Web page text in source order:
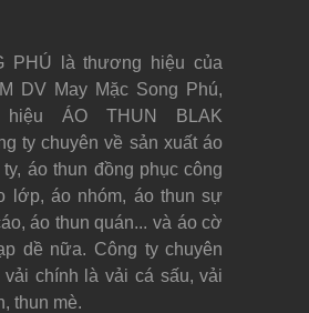
PHÚ là thương hiệu của
DV May Mặc Song Phú,
ÁO THUN BLAK
ty chuyên về sản xuất áo
áo thun đồng phục công
lớp, áo nhóm, áo thun sự
áo thun quán... và áo cờ
dề nữa. Công ty chuyên
chính là vải cá sấu, vải
thun mè.